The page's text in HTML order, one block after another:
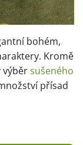
bohém,
Kromě
výběrsušeného
přísad